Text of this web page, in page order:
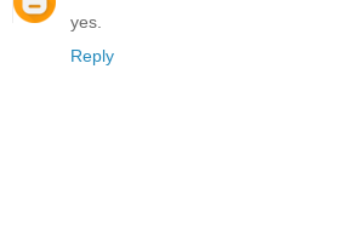
yes.
Reply